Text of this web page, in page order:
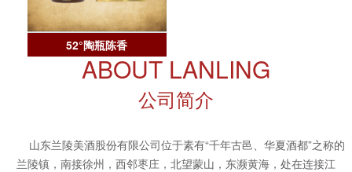
52°陶瓶陈香
ABOUT LANLING
公司简介
山东兰陵美酒股份有限公司位于素有“千年古邑、华夏酒都”之称的
兰陵镇，南接徐州，西邻枣庄，北望蒙山，东濒黄海，处在连接江